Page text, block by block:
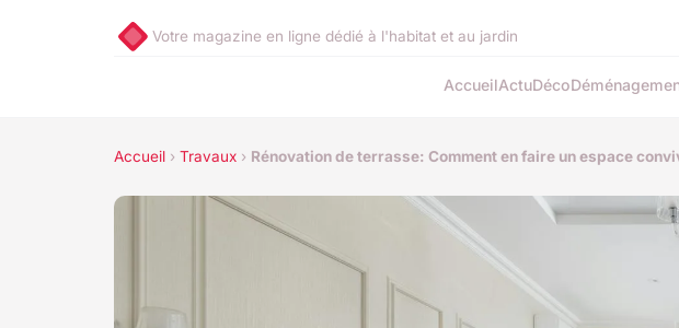
Votre magazine en ligne dédié à l'habitat et au jardin
AccueilActuDéco
Accueil › Travaux › Rénovation de terrasse: Comment en faire un espace